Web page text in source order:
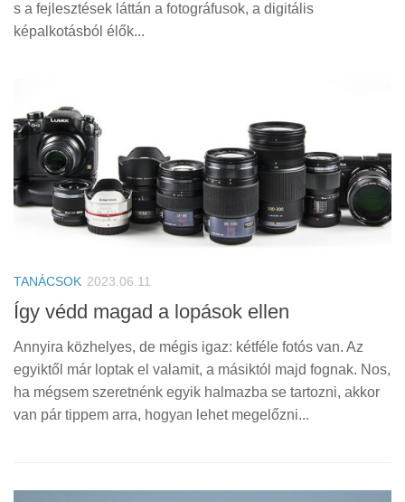
s a fejlesztések láttán a fotográfusok, a digitális
képalkotásból élők...
TANÁCSOK 2023.06.11
Így védd magad a lopások ellen
Annyira közhelyes, de mégis igaz: kétféle fotós van. Az
egyiktől már loptak el valamit, a másiktól majd fognak. Nos,
ha mégsem szeretnénk egyik halmazba se tartozni, akkor
van pár tippem arra, hogyan lehet megelőzni...